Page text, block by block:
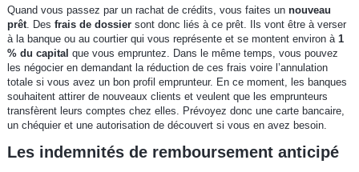
Quand vous passez par un rachat de crédits, vous faites un nouveau
prêt. Des frais de dossiersont donc liés à ce prêt. Ils vont être à verser
à la banque ou au courtier qui vous représente et se montent environ à 1
% du capital que vous empruntez. Dans le même temps, vous pouvez
les négocier en demandant la réduction de ces frais voire l’annulation
totale si vous avez un bon profil emprunteur. En ce moment, les banques
souhaitent attirer de nouveaux clients et veulent que les emprunteurs
transfèrent leurs comptes chez elles. Prévoyez donc une carte bancaire,
un chéquier et une autorisation de découvert si vous en avez besoin.
Les indemnités de remboursement anticipé